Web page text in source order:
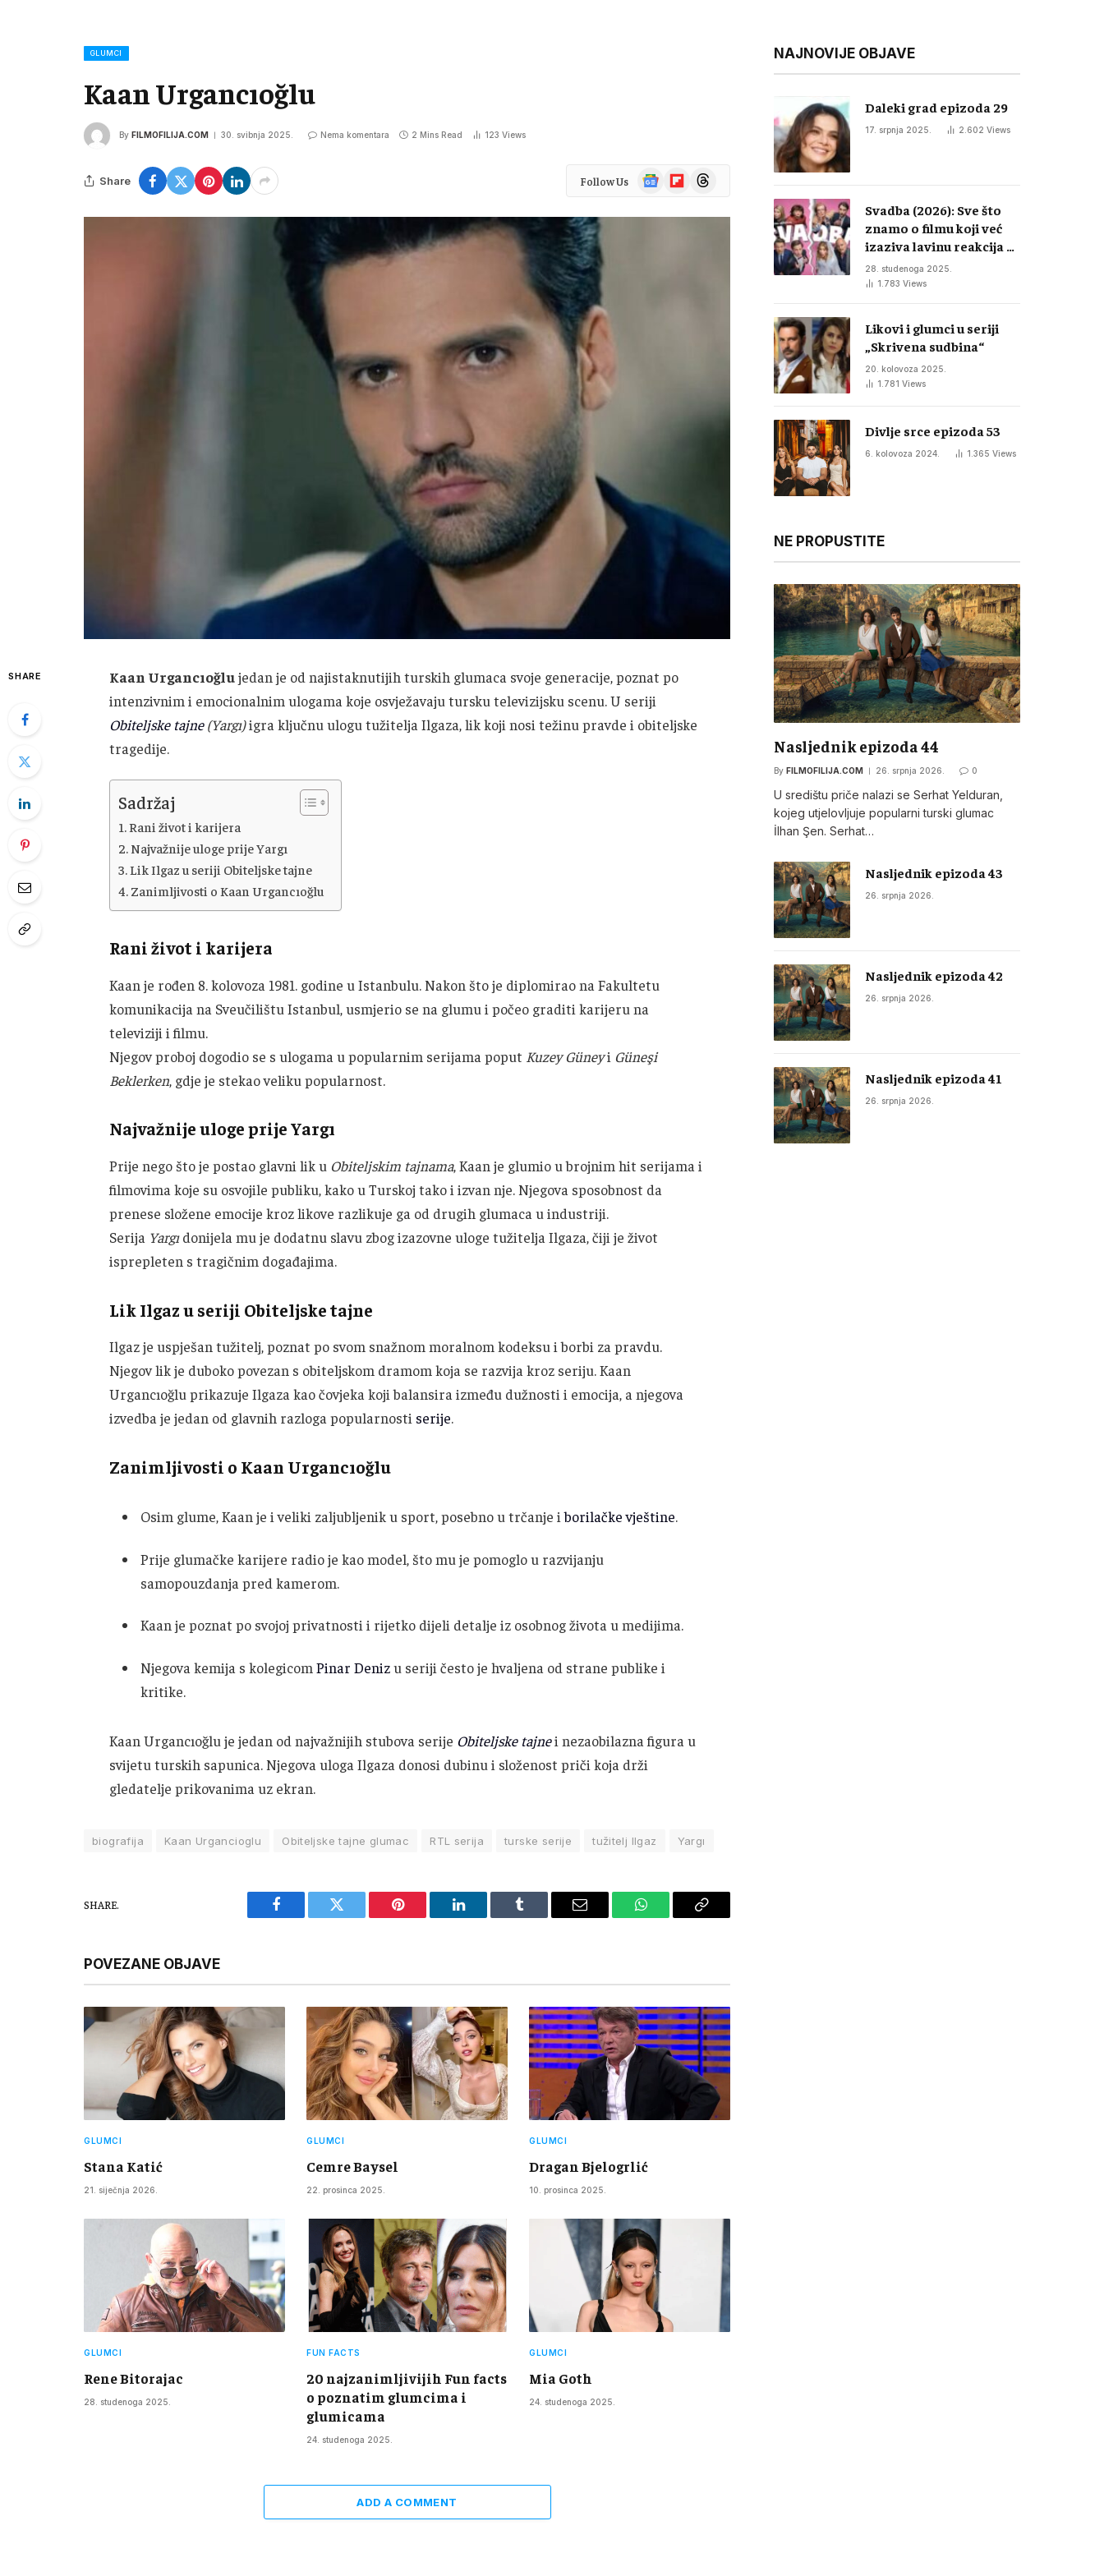
GLUMCI
Kaan Urgancıoğlu
By FILMOFILIJA.COM 30. svibnja 2025. Nema komentara 2 Mins Read 123 Views
Share Follow Us
Google
News
FlipboardThreads
SHARE Kaan Urgancıoğlujedan je od najistaknutijih turskih glumaca svoje generacije, poznat po
intenzivnim i emocionalnim ulogama koje osvježavaju tursku televizijsku scenu. U seriji
Obiteljske tajne(Yargı)igra ključnu ulogu tužitelja Ilgaza, lik koji nosi težinu pravde i obiteljske
tragedije.
Sadržaj
Rani život i karijera
Najvažnije uloge prije Yargı
Lik Ilgaz u seriji Obiteljske tajne
Zanimljivosti o Kaan Urgancıoğlu
Rani život i karijera
Kaan je rođen 8. kolovoza 1981. godine u Istanbulu. Nakon što je diplomirao na Fakultetu
komunikacija na Sveučilištu Istanbul, usmjerio se na glumu i počeo graditi karijeru na
televiziji i filmu.
Njegov proboj dogodio se s ulogama u popularnim serijama poput Kuzey Güneyi Güneşi
Beklerken, gdje je stekao veliku popularnost.
Najvažnije uloge prije Yargı
Prije nego što je postao glavni lik u Obiteljskim tajnama, Kaan je glumio u brojnim hit serijama i
filmovima koje su osvojile publiku, kako u Turskoj tako i izvan nje. Njegova sposobnost da
prenese složene emocije kroz likove razlikuje ga od drugih glumaca u industriji.
Serija Yargıdonijela mu je dodatnu slavu zbog izazovne uloge tužitelja Ilgaza, čiji je život
isprepleten s tragičnim događajima.
Lik Ilgaz u seriji Obiteljske tajne
Ilgaz je uspješan tužitelj, poznat po svom snažnom moralnom kodeksu i borbi za pravdu.
Njegov lik je duboko povezan s obiteljskom dramom koja se razvija kroz seriju. Kaan
Urgancıoğlu prikazuje Ilgaza kao čovjeka koji balansira između dužnosti i emocija, a njegova
izvedba je jedan od glavnih razloga popularnosti serije.
Zanimljivosti o Kaan Urgancıoğlu
Osim glume, Kaan je i veliki zaljubljenik u sport, posebno u trčanje iborilačke vještine.
Prije glumačke karijere radio je kao model, što mu je pomoglo u razvijanju
samopouzdanja pred kamerom.
Kaan je poznat po svojoj privatnosti i rijetko dijeli detalje iz osobnog života u medijima.
Njegova kemija s kolegicom Pinar Denizu seriji često je hvaljena od strane publike i
kritike.
Kaan Urgancıoğlu je jedan od najvažnijih stubova serije Obiteljske tajnei nezaobilazna figura u
svijetu turskih sapunica. Njegova uloga Ilgaza donosi dubinu i složenost priči koja drži
gledatelje prikovanima uz ekran.
biografija Kaan Urgancioglu Obiteljske tajne glumac RTL serija turske serije tužitelj Ilgaz Yargı
SHARE.
Facebook Twitter Pinterest LinkedIn Tumblr Email WhatsAppCopy
POVEZANE OBJAVE
GLUMCI
Stana Katić
21. siječnja 2026.
GLUMCI
Cemre Baysel
22. prosinca 2025.
GLUMCI
Dragan Bjelogrlić
10. prosinca 2025.
GLUMCI
Rene Bitorajac
28. studenoga 2025.
FUN FACTS
20 najzanimljivijih Fun facts
o poznatim glumcima i
glumicama
24. studenoga 2025.
GLUMCI
Mia Goth
24. studenoga 2025.
ADD A COMMENT
NAJNOVIJE OBJAVE
Daleki grad epizoda 29
17. srpnja 2025. 2.602 Views
Svadba (2026): Sve što
znamo o filmu koji već
izaziva lavinu reakcija u
regiji
28. studenoga 2025.
1.783 Views
Likovi i glumci u seriji
„Skrivena sudbina“
20. kolovoza 2025.
1.781 Views
Divlje srce epizoda 53
6. kolovoza 2024. 1.365 Views
NE PROPUSTITE
Nasljednik epizoda 44
By FILMOFILIJA.COM 26. srpnja 2026. 0
U središtu priče nalazi se Serhat Yelduran,
kojeg utjelovljuje popularni turski glumac
İlhan Şen. Serhat…
Nasljednik epizoda 43
26. srpnja 2026.
Nasljednik epizoda 42
26. srpnja 2026.
Nasljednik epizoda 41
26. srpnja 2026.